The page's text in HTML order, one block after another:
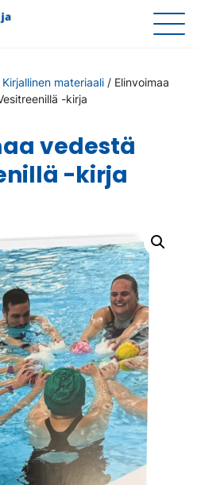
Kirjallinen materiaali / Elinvoimaa
-kirja
vedestä
-kirja